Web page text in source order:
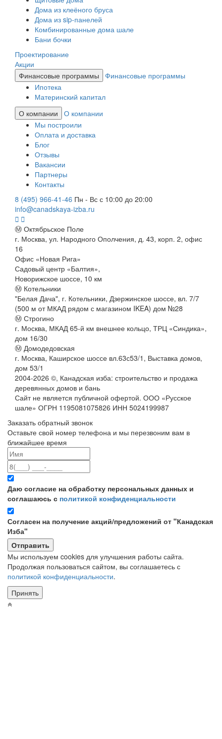
Дома из клеёного бруса
Дома из sip-панелей
Комбинированные дома шале
Бани бочки
Проектирование
Акции
Финансовые программы
Финансовые программы
Ипотека
Материнский капитал
О компании
О компании
Мы построили
Оплата и доставка
Блог
Отзывы
Вакансии
Партнеры
Контакты
8 (495) 966-41-46 Пн - Вс с 10:00 до 20:00
info@canadskaya-izba.ru
Ⓜ Октябрьское Поле
г. Москва, ул. Народного Ополчения, д. 43, корп. 2, офис
16
Офис «Новая Рига»
Садовый центр «Балтия»,
Новорижское шоссе, 10 км
Ⓜ Котельники
"Белая Дача", г. Котельники, Дзержинское шоссе, вл. 7/7
(500 м от МКАД рядом с магазином IKEA) дом №28
Ⓜ Строгино
г. Москва, МКАД 65-й км внешнее кольцо, ТРЦ «Синдика»,
дом 16/30
Ⓜ Домодедовская
г. Москва, Каширское шоссе вл.63с53/1, Выставка домов,
дом 53/1
2004-2026 ©, Канадская изба: строительство и продажа
деревянных домов и бань
Сайт не является публичной офертой. ООО «Русское
шале» ОГРН 1195081075826 ИНН 5024199987
Заказать обратный звонок
Оставьте свой номер телефона и мы перезвоним вам в
ближайшее время
Даю согласие на обработку персональных данных и
соглашаюсь с политикой конфиденциальности
Согласен на получение акций/предложений от "Канадская
Изба"
Мы используем cookies для улучшения работы сайта.
Продолжая пользоваться сайтом, вы соглашаетесь с
политикой конфиденциальности.
Принять